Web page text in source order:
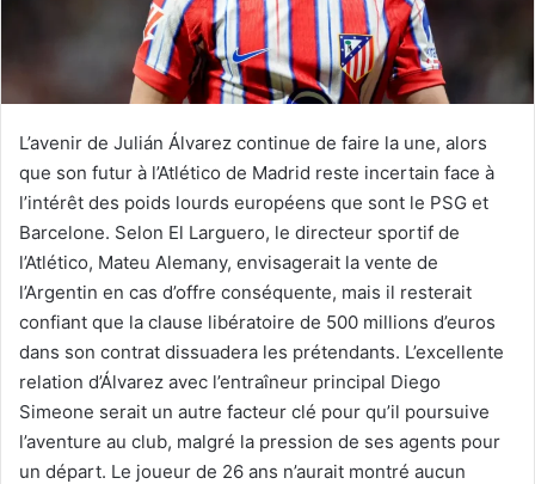
L’avenir de Julián Álvarez continue de faire la une, alors
que son futur à l’Atlético de Madrid reste incertain face à
l’intérêt des poids lourds européens que sont le PSG et
Barcelone. Selon El Larguero, le directeur sportif de
l’Atlético, Mateu Alemany, envisagerait la vente de
l’Argentin en cas d’offre conséquente, mais il resterait
confiant que la clause libératoire de 500 millions d’euros
dans son contrat dissuadera les prétendants. L’excellente
relation d’Álvarez avec l’entraîneur principal Diego
Simeone serait un autre facteur clé pour qu’il poursuive
l’aventure au club, malgré la pression de ses agents pour
un départ. Le joueur de 26 ans n’aurait montré aucun